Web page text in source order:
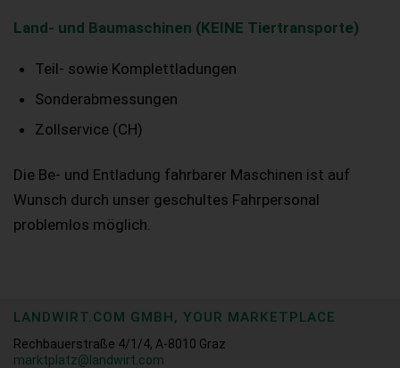
Land- und Baumaschinen (KEINE Tiertransporte)
Teil- sowie Komplettladungen
Sonderabmessungen
Zollservice (CH)
Die Be- und Entladung fahrbarer Maschinen ist auf
Wunsch durch unser geschultes Fahrpersonal
problemlos möglich.
LANDWIRT.COM GMBH, YOUR MARKETPLACE
Rechbauerstraße 4/1/4, A-8010 Graz
marktplatz@landwirt.com